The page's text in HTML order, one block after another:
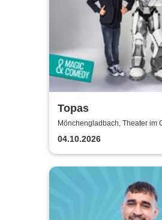
Topas
Mönchengladbach, Theater im
04.10.2026